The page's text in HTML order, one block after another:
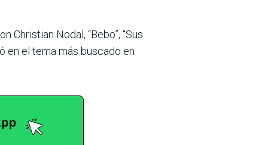
Christian Nodal, “Bebo”, “Sus
en el tema más buscado en